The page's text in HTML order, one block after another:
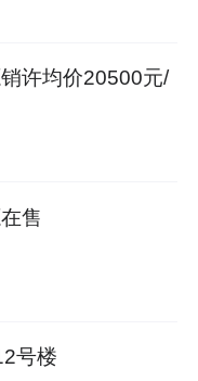
许均价20500元/
售
号楼